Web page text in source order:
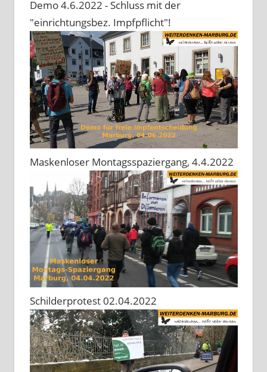
Demo 4.6.2022 - Schluss mit der
"einrichtungsbez. Impfpflicht"!
Maskenloser Montagsspaziergang, 4.4.2022
Schilderprotest 02.04.2022